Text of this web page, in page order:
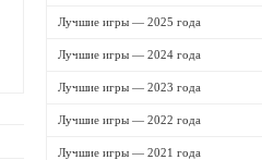
Лучшие игры — 2025 года
Лучшие игры — 2024 года
Лучшие игры — 2023 года
Лучшие игры — 2022 года
Лучшие игры — 2021 года